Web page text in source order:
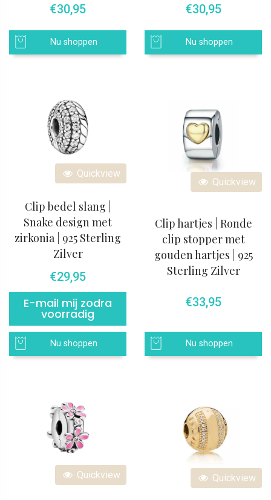
€30,95
Nu shoppen
€30,95
Nu shoppen
Quickview
Clip bedel slang |
Snake design met
zirkonia | 925 Sterling
Zilver
€29,95
E-mail mij zodra
voorradig
Nu shoppen
Quickview
Clip hartjes | Ronde
clip stopper met
gouden hartjes | 925
Sterling Zilver
€33,95
Nu shoppen
Quickview Quickview